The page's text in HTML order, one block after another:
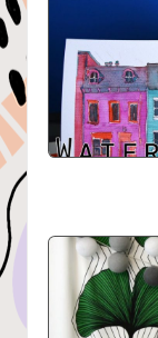
Posted
in